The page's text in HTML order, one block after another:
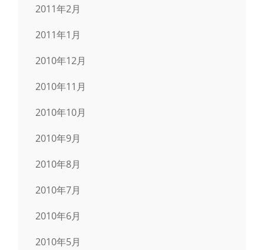
2011年2月
2011年1月
2010年12月
2010年11月
2010年10月
2010年9月
2010年8月
2010年7月
2010年6月
2010年5月